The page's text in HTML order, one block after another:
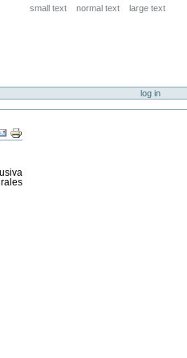
small text normal text large text
log in